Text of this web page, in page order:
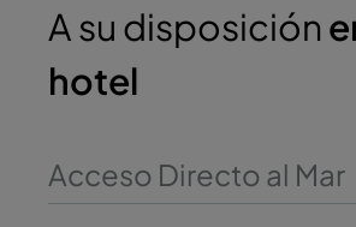
A su disposición
hotel
Acceso Directo al Mar